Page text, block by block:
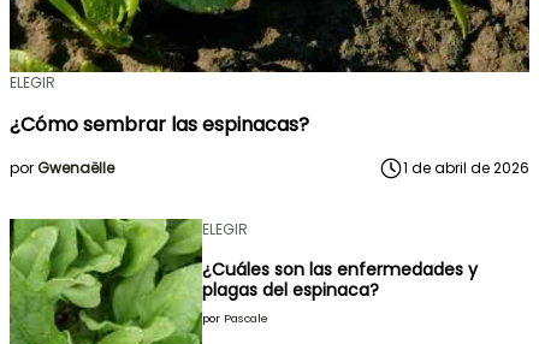
ELEGIR
¿Cómo sembrar las espinacas?
porGwenaëlle 1 de abril de 2026
ELEGIR
¿Cuáles son las enfermedades y
plagas del espinaca?
por Pascale